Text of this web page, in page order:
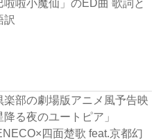
啦啦小魔仙」のED曲 歌詞と
訳
楽部の劇場版アニメ風予告映
降る夜のユートピア」
四面楚歌 feat.京都幻